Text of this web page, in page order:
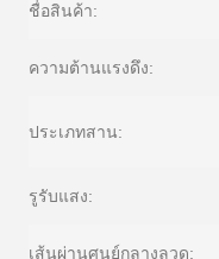
ชื่อสินค้า:
ความต้านแรงดึง:
ประเภทสาน:
รูรับแสง:
เส้นผ่านศูนย์กลางลวด: